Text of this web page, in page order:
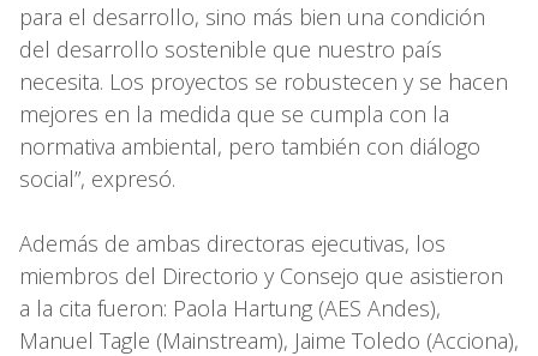
para el desarrollo, sino más bien una condición
del desarrollo sostenible que nuestro país
necesita. Los proyectos se robustecen y se hacen
mejores en la medida que se cumpla con la
normativa ambiental, pero también con diálogo
social”, expresó.
Además de ambas directoras ejecutivas, los
miembros del Directorio y Consejo que asistieron
a la cita fueron: Paola Hartung (AES Andes),
Manuel Tagle (Mainstream), Jaime Toledo (Acciona),